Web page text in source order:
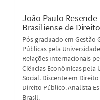
João Paulo Resende
Brasiliense de
Pós-graduado em Gestão
Públicas pela
Relações Internacionais
Ciências Econômicas pela
Social. Discente em
Direito Público. Analista
Brasil.